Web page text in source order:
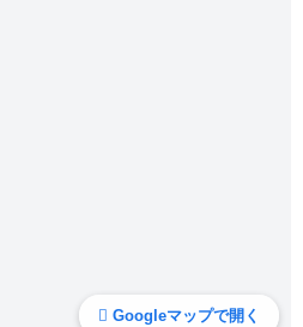
Googleマップで開く